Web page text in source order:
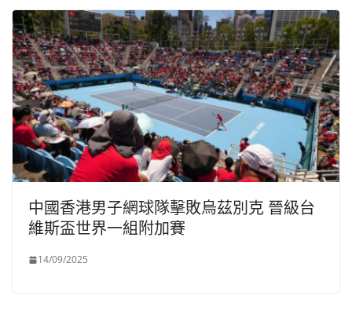
中國香港男子網球隊擊敗烏茲別克 晉級台
維斯盃世界一組附加賽
14/09/2025